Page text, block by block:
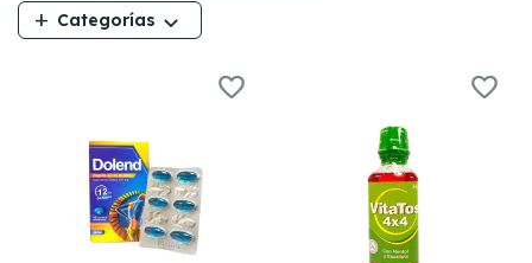
add Categorías